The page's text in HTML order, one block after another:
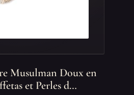
Musulman Doux en
et Perles d…